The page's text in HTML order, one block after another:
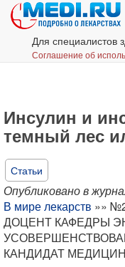
Для специалистов
Соглашение об
Инсулин и
темный лес
Статьи
Опубликовано в
В мире лекарств »»
ДОЦЕНТ КАФЕДРЫ
КАНДИДАТ